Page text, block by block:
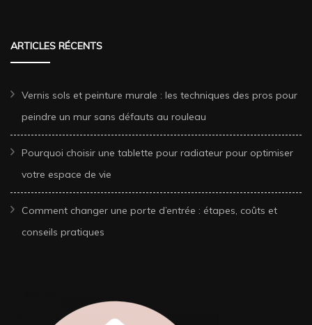
ARTICLES RÉCENTS
Vernis sols et peinture murale : les techniques des pros pour
peindre un mur sans défauts au rouleau
Pourquoi choisir une tablette pour radiateur pour optimiser
votre espace de vie
Comment changer une porte d’entrée : étapes, coûts et
conseils pratiques